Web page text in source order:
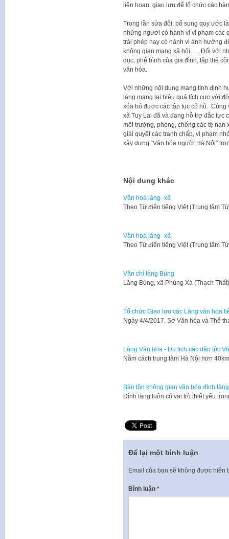
liên hoan, giao lưu để tổ chức các
Trong lần sửa đổi, bổ sung quy ước
những người có hành vi vi phạm các
trái phép hay có hành vi ảnh hưởng
không gian mạng xã hội….. Đối với
dục, phê bình của gia đình, tập thể
văn hóa.
Với những nội dung mang tính định
làng mang lại hiệu quả tích cực với
xóa bỏ được các tập tục cổ hủ.
xã Tuy Lai đã và đang hỗ trợ đắc lực
môi trường, phòng, chống các tệ nạn
giải quyết các tranh chấp, vi phạm
xây dựng “Văn hóa người Hà Nội”
Nội dung khác
Văn hoá làng- xã
​Theo Từ điển tiếng Việt (Trung tâm
Văn hoá làng- xã
​Theo Từ điển tiếng Việt (Trung tâm
Văn chỉ làng Bùng
Làng Bùng, xã Phùng Xá (Thạch
Tổ chức Giao lưu các Làng văn hóa
Ngày 4/4/2017, Sở Văn hóa và Thể
Làng Văn hóa - Du lịch các dân tộc
Nằm cách trung tâm Hà Nội hơn
Bảo tồn không gian văn hóa đình làng
​Đình làng luôn có vai trò thiết yếu
Để lại một bình luận
Email của bạn sẽ không được hiển
Bình luận *